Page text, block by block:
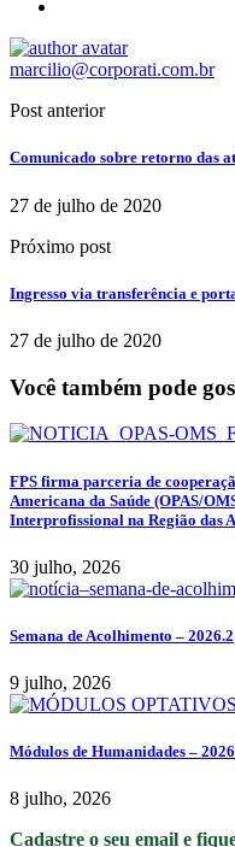
marcilio@corporati.com.br
Post anterior
Comunicado sobre retorno das
27 de julho de 2020
Próximo post
Ingresso via transferência e
27 de julho de 2020
Você também pode
FPS firma parceria de
Americana da Saúde (OPAS/
Interprofissional na Região das
30 julho, 2026
Semana de Acolhimento – 2026.2
9 julho, 2026
Módulos de Humanidades –
8 julho, 2026
Cadastre o seu email e